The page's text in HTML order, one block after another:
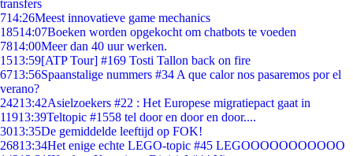
transfers
714:26Meest innovatieve game mechanics
18514:07Boeken worden opgekocht om chatbots te voeden
7814:00Meer dan 40 uur werken.
1513:59[ATP Tour] #169 Tosti Tallon back on fire
6713:56Spaanstalige nummers #34 A que calor nos pasaremos por el
verano?
24213:42Asielzoekers #22 : Het Europese migratiepact gaat in
11913:39Teltopic #1558 tel door en door en door....
3013:35De gemiddelde leeftijd op FOK!
26813:34Het enige echte LEGO-topic #45 LEGOOOOOOOOOOO